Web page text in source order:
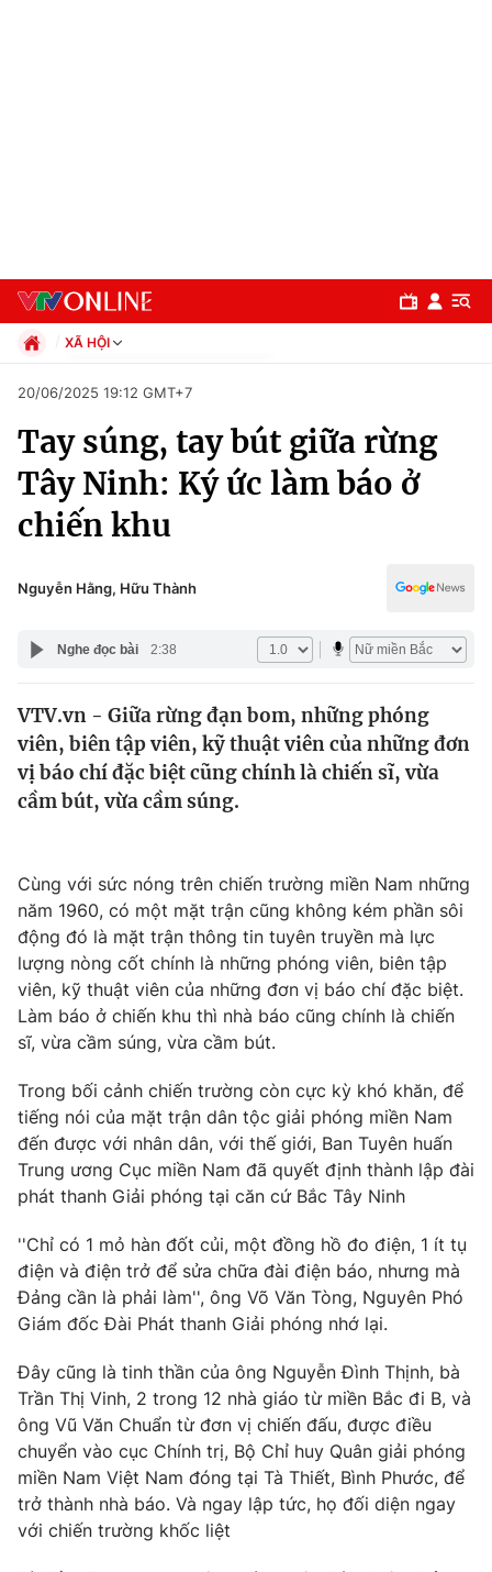
Chuyên mục
Chính trị
Thế giới
Tin tức
Câu chuyện quốc tế
Thị trường
Góc doanh nghiệp
Dữ liệu và đời sống
Truyền hình
Phim VTV
Hậu trường
Nhân vật
Khán giả
Giải sao mai
Giải trí
Điện ảnh
Âm nhạc
Sao
Du lịch
Làm đẹp
Chất lượng cuộc sống
Giáo dục
Tuyển sinh
Công nghệ
Hitech Công nghệ tương lai
Sản phẩm
Thị trường
Tư vấn
Giao lưu trực tuyến
Lịch phát sóng
Chuyên mục khác
Emagazine Podcast
Photo Infographic
XÃ HỘI
Xã hội
Pháp luật
Thể thao
Truyền hình
Đời sống
Giáo dục
20/06/2025 19:12 GMT+7
Tay súng, tay bút giữa rừng
Tây Ninh: Ký ức làm báo ở
chiến khu
Nguyễn Hằng, Hữu Thành
Nghe đọc bài 2:38
VTV.vn - Giữa rừng đạn bom, những phóng
viên, biên tập viên, kỹ thuật viên của những đơn
vị báo chí đặc biệt cũng chính là chiến sĩ, vừa
cầm bút, vừa cầm súng.
Cùng với sức nóng trên chiến trường miền Nam những
năm 1960, có một mặt trận cũng không kém phần sôi
động đó là mặt trận thông tin tuyên truyền mà lực
lượng nòng cốt chính là những phóng viên, biên tập
viên, kỹ thuật viên của những đơn vị báo chí đặc biệt.
Làm báo ở chiến khu thì nhà báo cũng chính là chiến
sĩ, vừa cầm súng, vừa cầm bút.
Trong bối cảnh chiến trường còn cực kỳ khó khăn, để
tiếng nói của mặt trận dân tộc giải phóng miền Nam
đến được với nhân dân, với thế giới, Ban Tuyên huấn
Trung ương Cục miền Nam đã quyết định thành lập đài
phát thanh Giải phóng tại căn cứ Bắc Tây Ninh
''Chỉ có 1 mỏ hàn đốt củi, một đồng hồ đo điện, 1 ít tụ
điện và điện trở để sửa chữa đài điện báo, nhưng mà
Đảng cần là phải làm'', ông Võ Văn Tòng, Nguyên Phó
Giám đốc Đài Phát thanh Giải phóng nhớ lại.
Đây cũng là tinh thần của ông Nguyễn Đình Thịnh, bà
Trần Thị Vinh, 2 trong 12 nhà giáo từ miền Bắc đi B, và
ông Vũ Văn Chuẩn từ đơn vị chiến đấu, được điều
chuyển vào cục Chính trị, Bộ Chỉ huy Quân giải phóng
miền Nam Việt Nam đóng tại Tà Thiết, Bình Phước, để
trở thành nhà báo. Và ngay lập tức, họ đối diện ngay
với chiến trường khốc liệt